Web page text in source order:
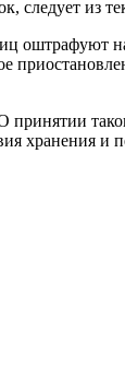
следует из
оштрафуют
хранения и